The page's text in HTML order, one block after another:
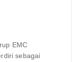
EMC
sebagai